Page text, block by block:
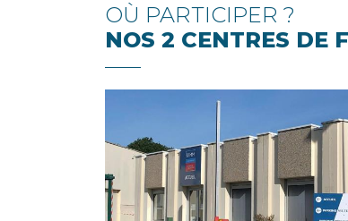
OÙ PARTICIPER ?
NOS 2 CENTRES DE